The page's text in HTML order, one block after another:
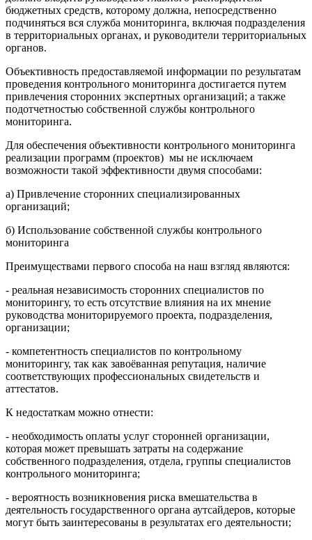
бюджетных средств, которому должна, непосредственно
подчиняться вся служба мониторинга, включая подразделения
в территориальных органах, и руководители территориальных
органов.
Объективность предоставляемой информации по результатам
проведения контрольного мониторинга достигается путем
привлечения сторонних экспертных организаций; а также
подотчетностью собственной службы контрольного
мониторинга.
Для обеспечения объективности контрольного мониторинга
реализации программ (проектов) мы не исключаем
возможности такой эффективности двумя способами:
а) Привлечение сторонних специализированных
организаций;
б) Использование собственной службы контрольного
мониторинга
Преимуществами первого способа на наш взгляд являются:
- реальная независимость сторонних специалистов по
мониторингу, то есть отсутствие влияния на их мнение
руководства мониторируемого проекта, подразделения,
организации;
- компетентность специалистов по контрольному
мониторингу, так как завоёванная репутация, наличие
соответствующих профессиональных свидетельств и
аттестатов.
К недостаткам можно отнести:
- необходимость оплаты услуг сторонней организации,
которая может превышать затраты на содержание
собственного подразделения, отдела, группы специалистов
контрольного мониторинга;
- вероятность возникновения риска вмешательства в
деятельность государственного органа аутсайдеров, которые
могут быть заинтересованы в результатах его деятельности;